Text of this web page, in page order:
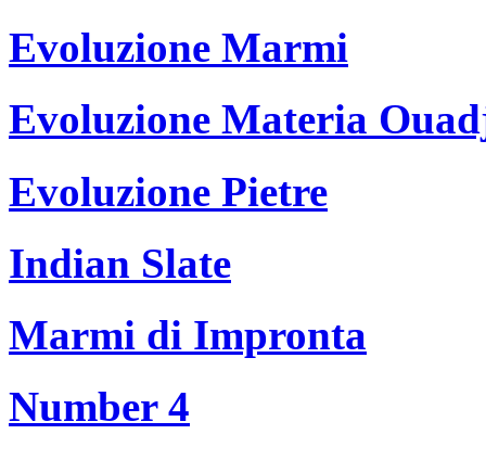
Evoluzione Marmi
Evoluzione Materia
Evoluzione Pietre
Indian Slate
Marmi di Impronta
Number 4